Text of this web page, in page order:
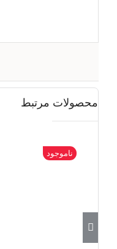
محصولات مرتبط
ناموجود